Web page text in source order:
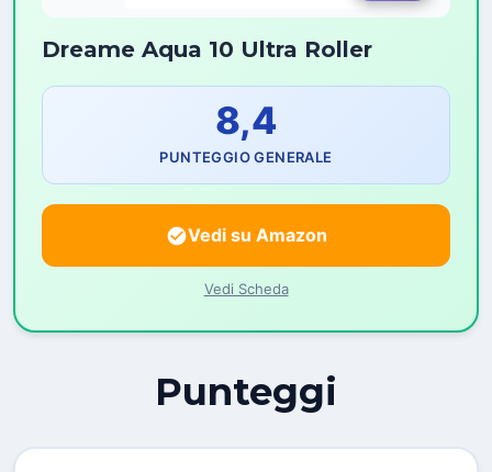
Dreame Aqua 10 Ultra Roller
8,4
PUNTEGGIO GENERALE
Vedi su Amazon
Vedi Scheda
Punteggi